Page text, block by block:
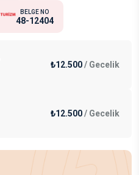
BELGE NO
48-12404
₺12.500/ Gecelik
₺12.500/ Gecelik